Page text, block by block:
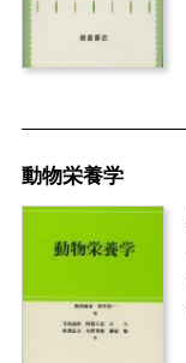
動物栄養学